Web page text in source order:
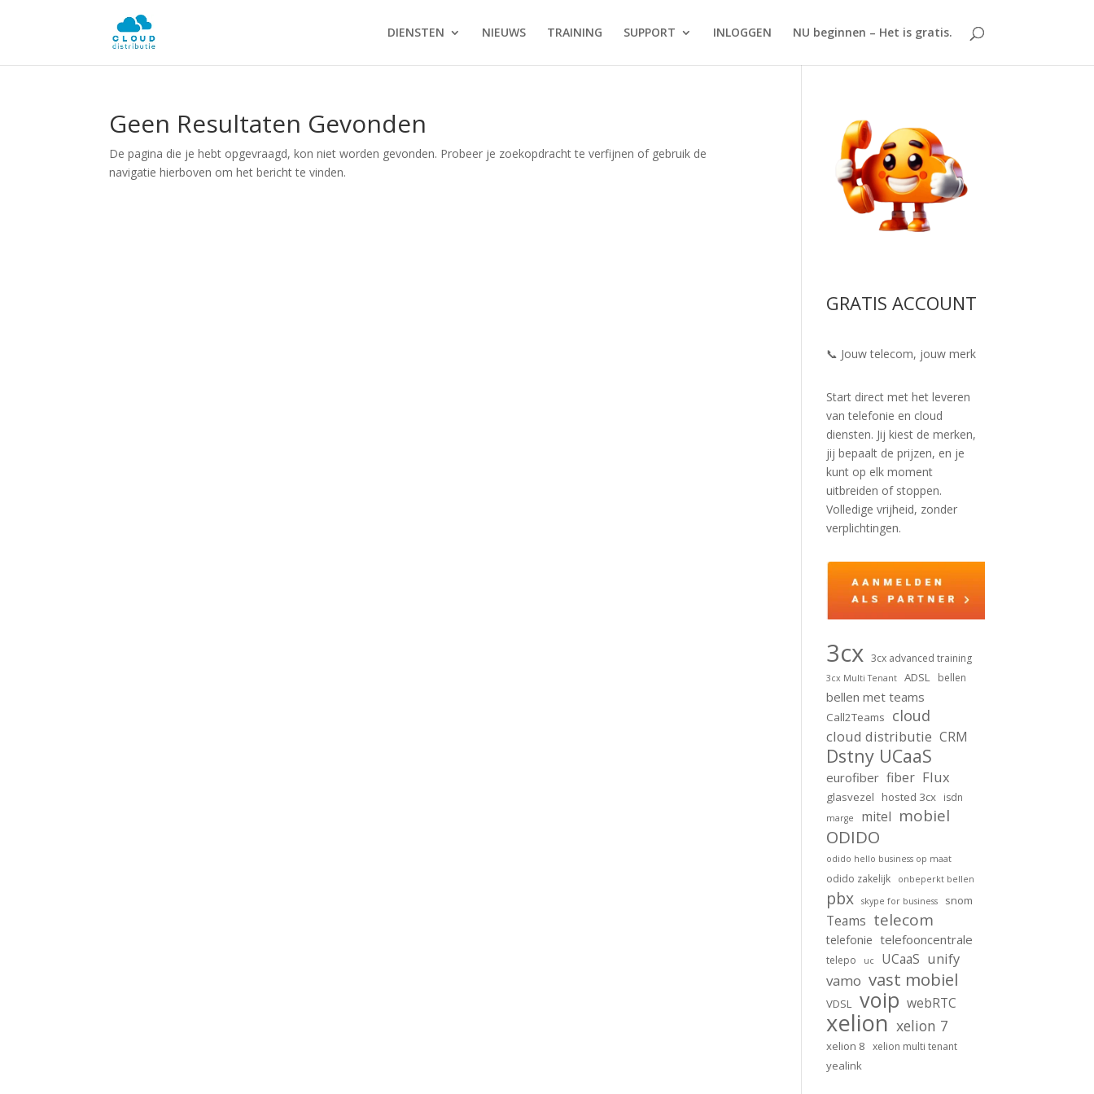
DIENSTEN NIEUWS TRAINING SUPPORT INLOGGEN NU beginnen – Het is gratis.
Geen Resultaten Gevonden
De pagina die je hebt opgevraagd, kon niet worden gevonden. Probeer je zoekopdracht te verfijnen of gebruik de
navigatie hierboven om het bericht te vinden.
GRATIS ACCOUNT
📞 Jouw telecom, jouw merk
Start direct met het leveren
van telefonie en cloud
diensten. Jij kiest de merken,
jij bepaalt de prijzen, en je
kunt op elk moment
uitbreiden of stoppen.
Volledige vrijheid, zonder
verplichtingen.
3cx 3cx advanced training
3cx Multi Tenant ADSL bellen
bellen met teams
Call2Teams cloud
cloud distributie CRM
Dstny UCaaS
eurofiber fiber Flux
glasvezel hosted 3cx isdn
marge mitel mobiel
ODIDO
odido hello business op maat
odido zakelijk onbeperkt bellen
pbx skype for business snom
Teams telecom
telefonie telefooncentrale
telepo uc UCaaS unify
vamo vast mobiel
VDSL voip webRTC
xelion xelion 7
xelion 8 xelion multi tenant
yealink